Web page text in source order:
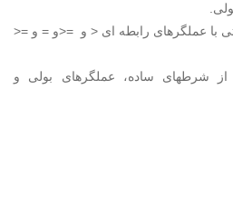
با عملگرهای رابطه ای < و =<و = و =<
شرطهای ساده، عملگرهای بولی و